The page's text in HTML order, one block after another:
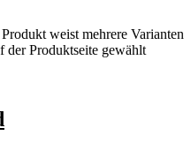
weist mehrere Varianten
der Produktseite gewählt